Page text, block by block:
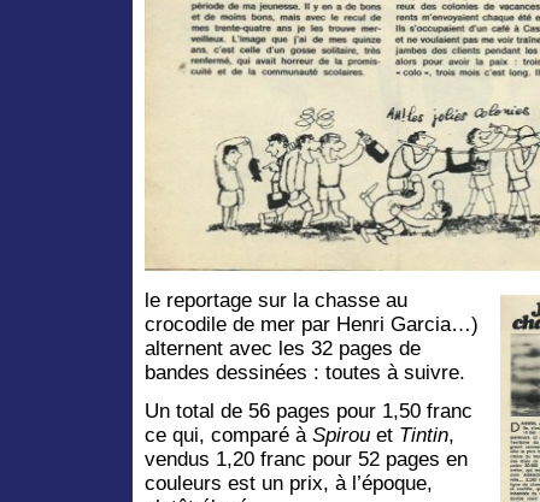
le reportage sur la chasse au
crocodile de mer par Henri Garcia…)
alternent avec les 32 pages de
bandes dessinées : toutes à suivre.
Un total de 56 pages pour 1,50 franc
ce qui, comparé à Spirou et Tintin,
vendus 1,20 franc pour 52 pages en
couleurs est un prix, à l’époque,